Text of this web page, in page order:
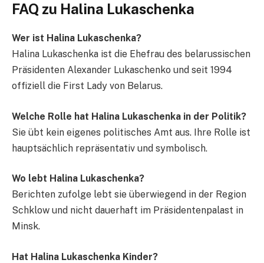
FAQ zu Halina Lukaschenka
Wer ist Halina Lukaschenka?
Halina Lukaschenka ist die Ehefrau des belarussischen
Präsidenten Alexander Lukaschenko und seit 1994
offiziell die First Lady von Belarus.
Welche Rolle hat Halina Lukaschenka in der Politik?
Sie übt kein eigenes politisches Amt aus. Ihre Rolle ist
hauptsächlich repräsentativ und symbolisch.
Wo lebt Halina Lukaschenka?
Berichten zufolge lebt sie überwiegend in der Region
Schklow und nicht dauerhaft im Präsidentenpalast in
Minsk.
Hat Halina Lukaschenka Kinder?